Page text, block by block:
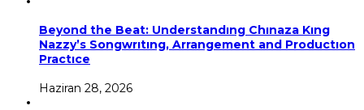
Beyond the Beat: Understandıng Chınaza Kıng
Nazzy’s Songwrıtıng, Arrangement and Productıon
Practıce
Haziran 28, 2026